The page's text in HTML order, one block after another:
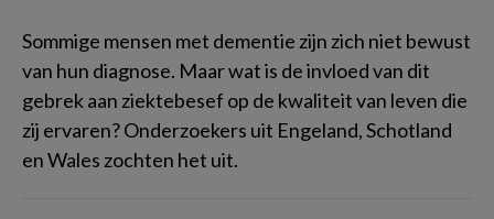
Sommige mensen met dementie zijn zich niet bewust
van hun diagnose. Maar wat is de invloed van dit
gebrek aan ziektebesef op de kwaliteit van leven die
zij ervaren? Onderzoekers uit Engeland, Schotland
en Wales zochten het uit.